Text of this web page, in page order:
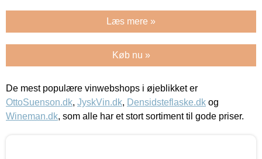
Læs mere »
Køb nu »
De mest populære vinwebshops i øjeblikket er
OttoSuenson.dk, JyskVin.dk, Densidsteflaske.dk og
Wineman.dk, som alle har et stort sortiment til gode priser.